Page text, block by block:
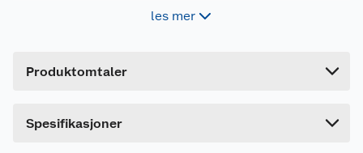
Overflate: Polert messing
les mer
Produktomtaler
Dette produktet har ikke fått noen omtale ennå.
Spesifikasjoner